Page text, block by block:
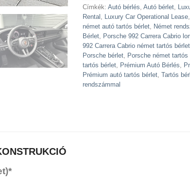
Címkék: Autó bérlés Autó bérlet,
Rental
Luxury Car Operational Lease,
német autó tartós bérlet, Német
Bérlet, Porsche 992 Carrera Cabrio
992 Carrera Cabrio német tartós bérlet,
Porsche bérlet, Porsche német tartós
tartós bérlet, Prémium Autó Bérlés
Prémium autó tartós bérlet, Tartós
rendszámmal